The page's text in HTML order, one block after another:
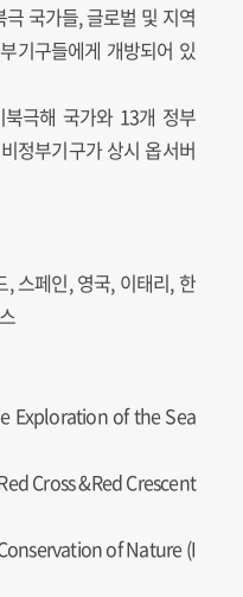
국가들, 글로벌 및 지역
기구들에게 개방되어 있
극해 국가와 13개 정부
정부기구가 상시 옵서버
스페인, 영국, 이태리, 한
Exploration of the Sea
Cross &Red Crescent
of Nature (I